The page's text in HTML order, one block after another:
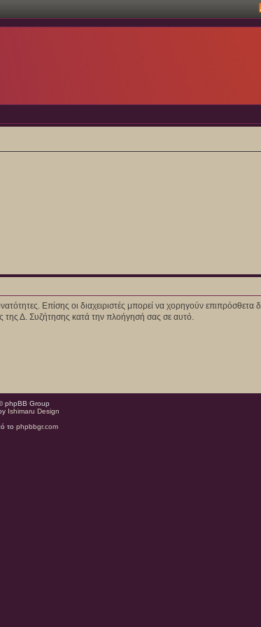
Επίσης οι διαχειριστές μπορεί να χορηγούν
της Δ. Συζήτησης κατά την πλοήγησή σας σε αυτό.
phpBB Group
Ishimaru Design
το phpbbgr.com